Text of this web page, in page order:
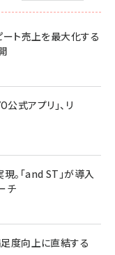
ート売上を最大化する
式アプリ」、リ
。「and ST」が導入
チ
度向上に直結する